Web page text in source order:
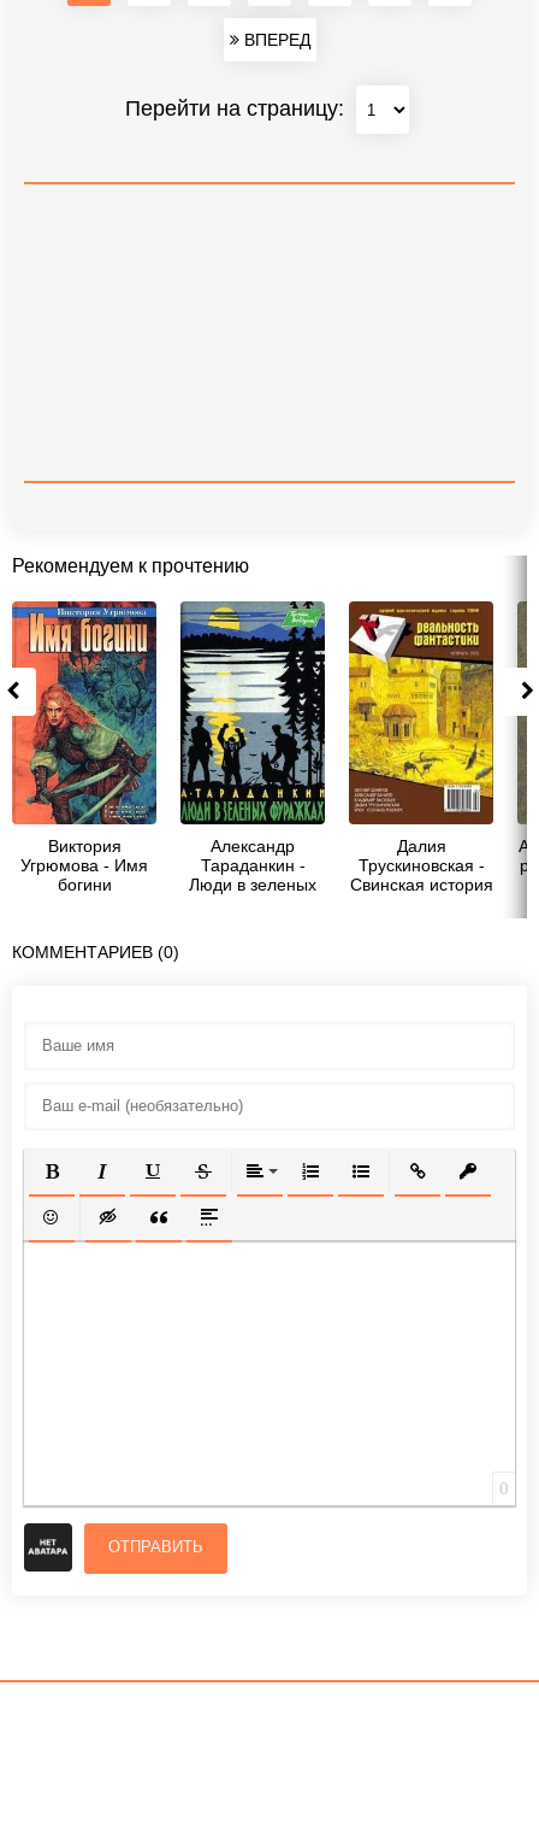
ВПЕРЕД
Перейти на страницу:
Рекомендуем к прочтению
Виктория
Угрюмова - Имя
богини
Александр
Тараданкин -
Люди в зеленых
Далия
Трускиновская -
Свинская история
КОММЕНТАРИЕВ (0)
ПОЛУЖИРНЫЙ
КУРСИВПОДЧЕРКНУТЫЙ
ЗАЧЕРКНУТЫЙВЫРАВНИВАНИЕ
НУМЕРОВАННЫЙ СПИСОК
МАРКИРОВАННЫЙ
ВСТАВИТЬ
ВСТАВИТЬ СМАЙЛИК
ВСТАВКА СКРЫТОГО ТЕКСТА
ВСТАВКА ЦИТАТЫ
ВСТАВКА СПОЙЛЕРА
0
ОТПРАВИТЬ